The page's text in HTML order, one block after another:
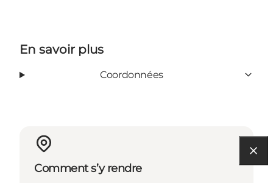
En savoir plus
Coordonnées
Comment s’y rendre